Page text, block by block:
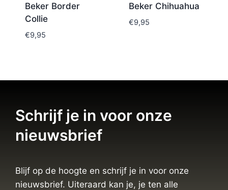
Beker Border
Collie
€9,95
Beker Chihuahua
€9,95
Schrijf je in voor onze
nieuwsbrief
Blijf op de hoogte en schrijf je in voor onze
nieuwsbrief. Uiteraard kan je, je ten alle